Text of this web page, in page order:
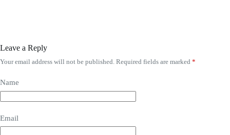
Leave a Reply
Your email address will not be published. Required fields are marked *
Name
Email